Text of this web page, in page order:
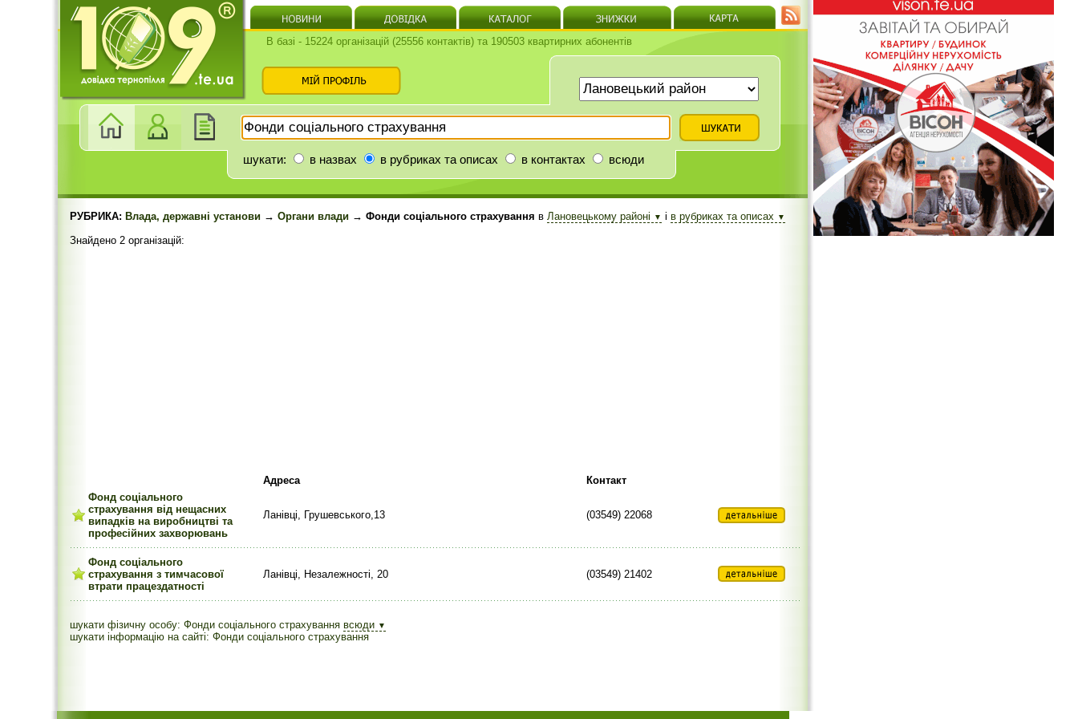
В базі - 15224 організацій (25556 контактів) та 190503 квартирних абонентів
шукати: в назвах в рубриках та описах в контактах всюди
РУБРИКА: Влада, державні установи → Органи влади → Фонди соціального страхування в Лановецькому районі ▼ і в рубриках та описах ▼
Знайдено 2 організацій:
Адреса
Контакт
Фонд соціального
страхування від нещасних
випадків на виробництві та
професійних захворювань
Ланівці, Грушевського,13 (03549) 22068
Фонд соціального
страхування з тимчасової
втрати працездатності
Ланівці, Незалежності, 20 (03549) 21402
шукати фізичну особу: Фонди соціального страхування всюди ▼
шукати інформацію на сайті: Фонди соціального страхування